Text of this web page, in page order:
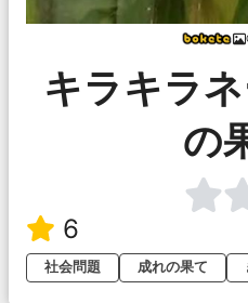
キラキラ
の
6
社会問題
成れの果て